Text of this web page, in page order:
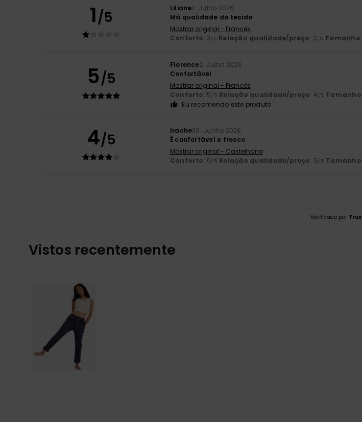
1/5 Liliane2. Julho 2026
Má qualidade do tecido
Mostrar original - Francês
Conforto: 3/5 Relação qualidade/preço: 3/5 Tamanho
5/5
Florence2. Julho 2026
Confortável
Mostrar original - Francês
Conforto: 5/5 Relação qualidade/preço: 4/5 Tamanho
Eu recomendo este produto
4/5 Irache30. Junho 2026
É confortável e fresco
Mostrar original - Castelhano
Conforto: 5/5 Relação qualidade/preço: 5/5 Tamanho
Verificado por
Vistos recentemente